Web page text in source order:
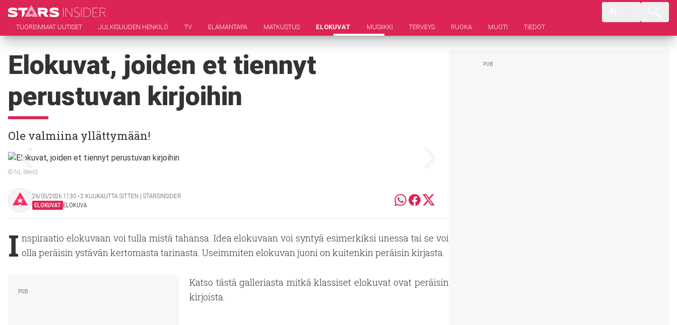
TUOREIMMAT UUTISET JULKISUUDEN HENKILÖ TV ELÄMÄNTAPA MATKUSTUS ELOKUVAT MUSIIKKI TERVEYS RUOKA MUOTI TIEDOT
Elokuvat, joiden et tiennyt
perustuvan kirjoihin
Ole valmiina yllättymään!
© NL Beeld
26/05/2026 11:30 ‧ 2 KUUKAUTTA SITTEN | STARSINSIDER
ELOKUVAT ELOKUVA
I nspiraatio elokuvaan voi tulla mistä tahansa. Idea elokuvaan voi syntyä esimerkiksi unessa tai se voi
olla peräisin ystävän kertomasta tarinasta. Useimmiten elokuvan juoni on kuitenkin peräisin kirjasta.
Katso tästä galleriasta mitkä klassiset elokuvat ovat peräisin
kirjoista.